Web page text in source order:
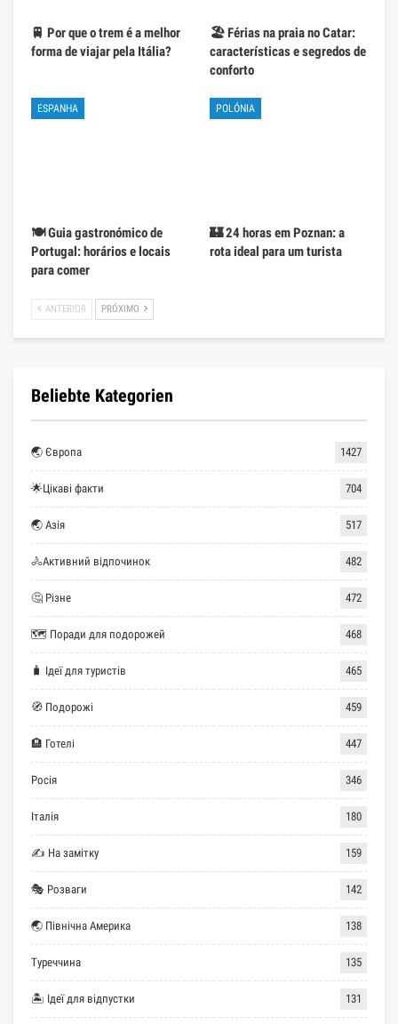
🚆 Por que o trem é a melhor
forma de viajar pela Itália?
🏖️ Férias na praia no Catar:
características e segredos de
conforto
ESPANHA
🍽️ Guia gastronómico de
Portugal: horários e locais
para comer
POLÓNIA
🏰 24 horas em Poznan: a
rota ideal para um turista
ANTERIOR PRÓXIMO
Beliebte Kategorien
🌏 Європа 1427
🌟Цікаві факти 704
🌏 Азія 517
🚴Активний відпочинок 482
🤔 Різне 472
🗺 Поради для подорожей 468
🧳 Ідеї для туристів 465
🧭 Подорожі 459
🏨 Готелі 447
Росія 346
Італія 180
✍ На замітку 159
🎭 Розваги 142
🌏 Північна Америка 138
Туреччина 135
🏝 Ідеї для відпустки 131